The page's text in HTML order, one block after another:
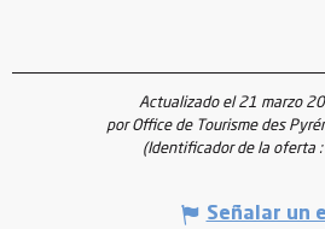
Actualizado el 21 marzo
por Office de Tourisme des
(Identificador de la oferta :
Señalar un